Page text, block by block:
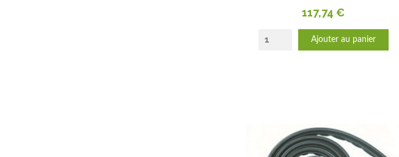
Prix
117,74 €
Ajouter au panier